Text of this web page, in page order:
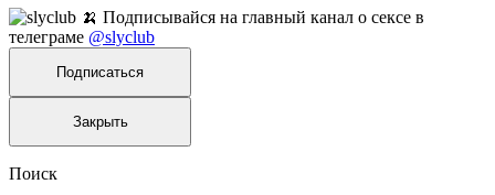
🍌 Подписывайся на главный канал о сексе в
телеграме @slyclub
Подписаться
Закрыть
Поиск